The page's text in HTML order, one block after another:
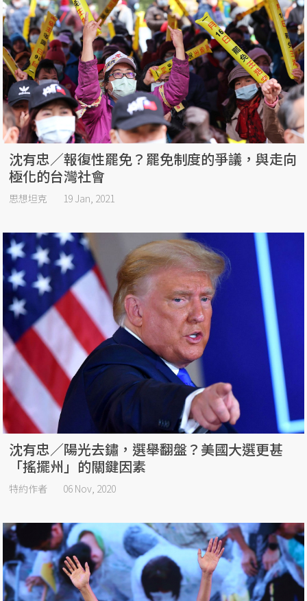
沈有忠／報復性罷免？罷免制度的爭議，與走向
極化的台灣社會
思想坦克 19 Jan, 2021
沈有忠／陽光去鏽，選舉翻盤？美國大選更甚
「搖擺州」的關鍵因素
特約作者 06 Nov, 2020